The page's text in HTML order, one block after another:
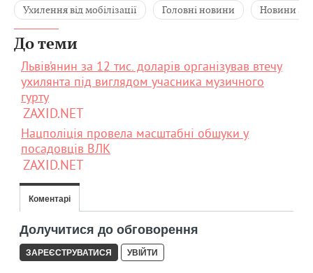
Ухилення від мобілізації Головні новини Новини
До теми
Львів’янин за 12 тис. доларів організував втечу
ухилянта під виглядом учасника музичного
гурту
ZAXID.NET
Нацполіція провела масштабні обшуки у
посадовців ВЛК
ZAXID.NET